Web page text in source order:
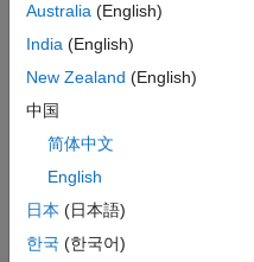
バッジ
バ
ッ
ジ
MATLAB
Answers
Australia (English)
India (English)
New Zealand (English)
中国
简体中文
English
日本 (日本語)
한국 (한국어)